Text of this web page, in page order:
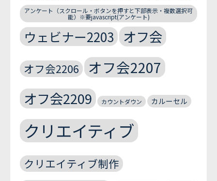
アンケート（スクロール・ボタンを押すと下部表示・複数選択可
能）※要javascript(アンケート)
ウェビナー2203 オフ会
オフ会2206 オフ会2207
オフ会2209 カウントダウン カルーセル
クリエイティブ
クリエイティブ制作